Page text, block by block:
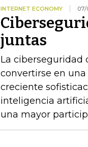
INTERNET ECONOMY 07/
juntas
La ciberseguridad
convertirse en
creciente
inteligencia
una mayor